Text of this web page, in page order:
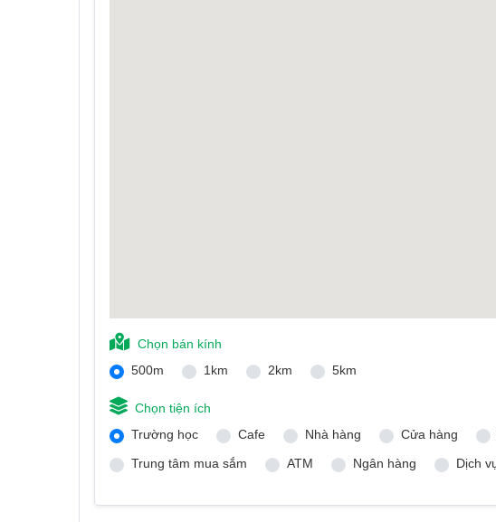
Chọn bán kính
500m
1km 2km 5km
Chọn tiện ích
Trường học
Cafe Nhà hàng Cửa hàng
Trung tâm mua sắm
ATM Ngân hàng Dịch